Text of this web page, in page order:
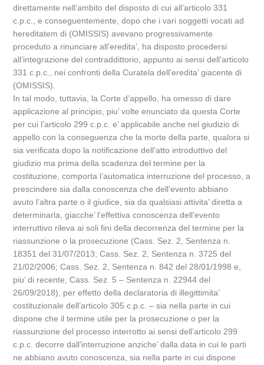
direttamente nell’ambito del disposto di cui all’articolo 331
c.p.c., e conseguentemente, dopo che i vari soggetti vocati ad
hereditatem di (OMISSIS) avevano progressivamente
proceduto a rinunciare all’eredita’, ha disposto procedersi
all’integrazione del contraddittorio, appunto ai sensi dell’articolo
331 c.p.c., nei confronti della Curatela dell’eredita’ giacente di
(OMISSIS).
In tal modo, tuttavia, la Corte d’appello, ha omesso di dare
applicazione al principio, piu’ volte enunciato da questa Corte
per cui l’articolo 299 c.p.c. e’ applicabile anche nel giudizio di
appello con la conseguenza che la morte della parte, qualora si
sia verificata dopo la notificazione dell’atto introduttivo del
giudizio ma prima della scadenza del termine per la
costituzione, comporta l’automatica interruzione del processo, a
prescindere sia dalla conoscenza che dell’evento abbiano
avuto l’altra parte o il giudice, sia da qualsiasi attivita’ diretta a
determinarla, giacche’ l’effettiva conoscenza dell’evento
interruttivo rileva ai soli fini della decorrenza del termine per la
riassunzione o la prosecuzione (Cass. Sez. 2, Sentenza n.
18351 del 31/07/2013; Cass. Sez. 2, Sentenza n. 3725 del
21/02/2006; Cass. Sez. 2, Sentenza n. 842 del 28/01/1998 e,
piu’ di recente, Cass. Sez. 5 – Sentenza n. 22944 del
26/09/2018), per effetto della declaratoria di illegittimita’
costituzionale dell’articolo 305 c.p.c. – sia nella parte in cui
dispone che il termine utile per la prosecuzione o per la
riassunzione del processo interrotto ai sensi dell’articolo 299
c.p.c. decorre dall’interruzione anziche’ dalla data in cui le parti
ne abbiano avuto conoscenza, sia nella parte in cui dispone